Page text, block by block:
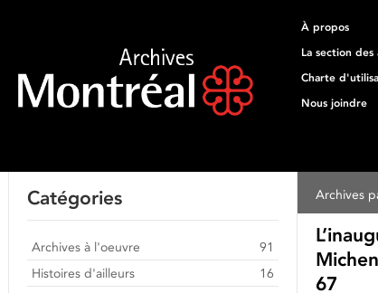
À propos
La section des
Charte
Nous joindre
Archives
67
Catégories
Archives à l'oeuvre
91
Histoires d'ailleurs
16